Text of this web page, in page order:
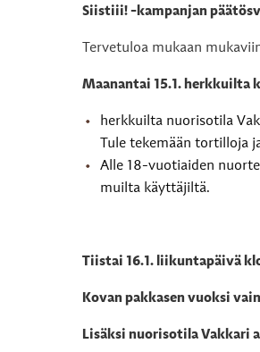
Siistiii! -kampanjan
Tervetuloa mukaan
Maanantai 15.1. herkkuilta
herkkuilta nuorisotila
Tule tekemään tortilloja
Alle 18-vuotiaiden
muilta käyttäjiltä.
Tiistai 16.1. liikuntapäivä
Kovan pakkasen vuoksi
Lisäksi nuorisotila Vakkari